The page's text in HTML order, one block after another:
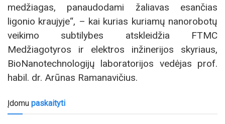
medžiagas, panaudodami žaliavas esančias
ligonio kraujyje“, – kai kurias kuriamų nanorobotų
veikimo subtilybes atskleidžia FTMC
Medžiagotyros ir elektros inžinerijos skyriaus,
BioNanotechnologijų laboratorijos vedėjas prof.
habil. dr. Arūnas Ramanavičius.
Įdomu paskaityti